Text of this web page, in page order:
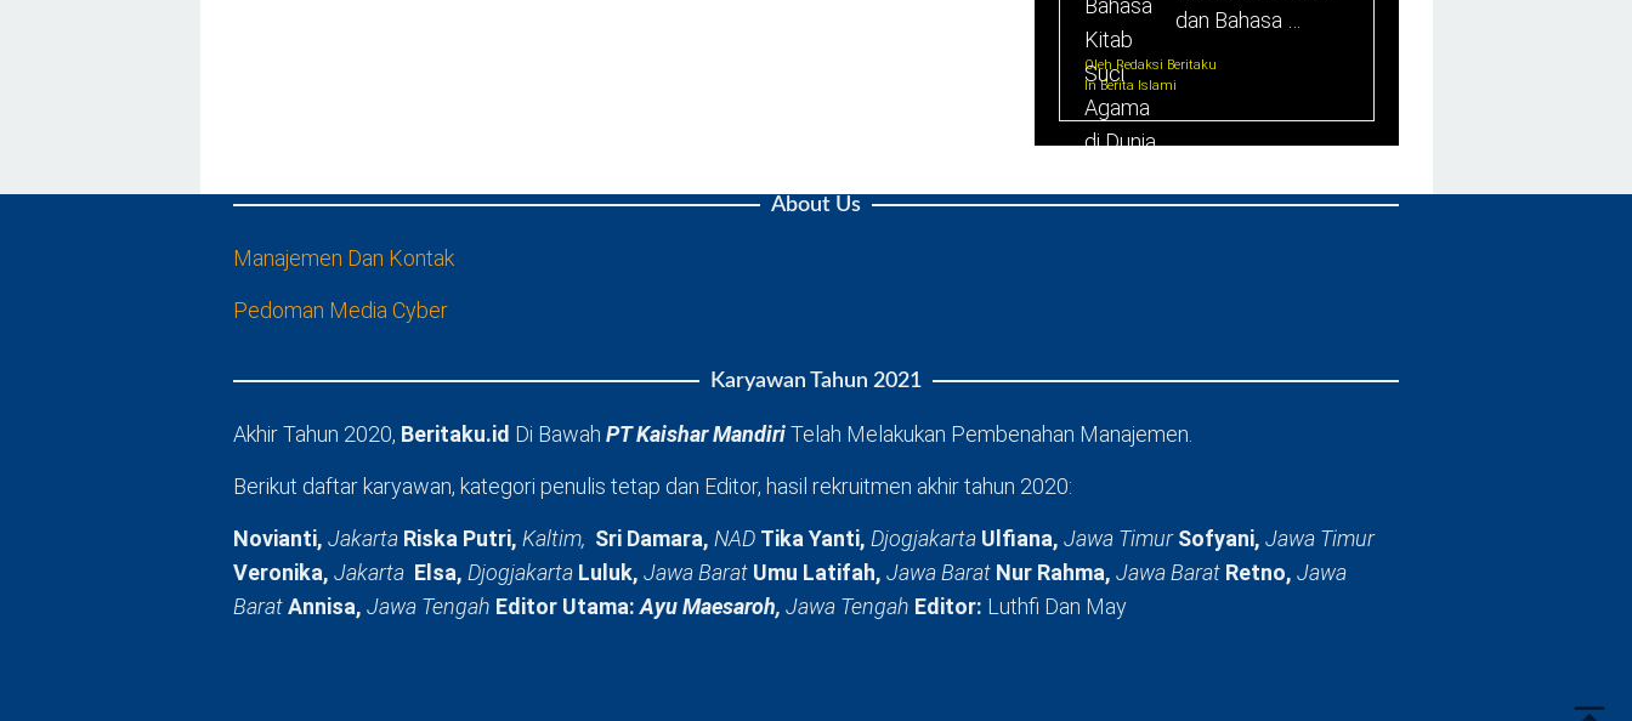
dan Bahasa …
Oleh Redaksi Beritaku
In Berita Islami
About Us
Manajemen Dan Kontak
Pedoman Media Cyber
Karyawan Tahun 2021
Akhir Tahun 2020, Beritaku.id Di Bawah PT Kaishar MandiriTelah Melakukan Pembenahan Manajemen.
Berikut daftar karyawan, kategori penulis tetap dan Editor, hasil rekruitmen akhir tahun 2020:
Novianti, Jakarta Riska Putri, Kaltim, Sri Damara, NAD Tika Yanti, Djogjakarta Ulfiana, Jawa TimurSofyani, Jawa Timur
Veronika, Jakarta Elsa, Djogjakarta Luluk, Jawa Barat Umu Latifah, Jawa Barat Nur Rahma, Jawa Barat Retno, Jawa
BaratAnnisa, Jawa Tengah Editor Utama:Ayu Maesaroh, Jawa Tengah Editor: Luthfi Dan May